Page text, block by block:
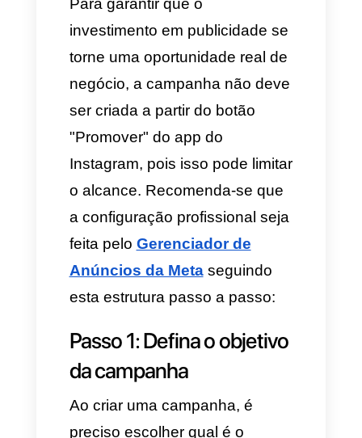
Quando as empresas tentam
resolver isso por meio de uma
gestão manual, imediatamente
se gera uma fricção que dá
poder à concorrência.
mundo digital, um lead que
não é atendido nos primeiros
5 minutos reduz em 80% sua
probabilidade de conversão.
E é aí que o dinheiro investido
em anúncios perde relevância
em relação à capacidade
operacional de responder em